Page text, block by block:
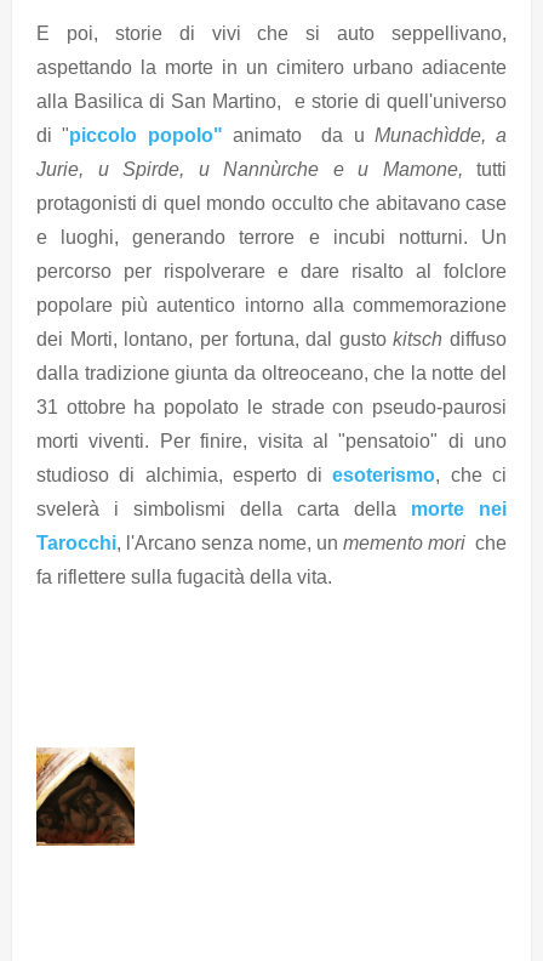
E poi, storie di vivi che si auto seppellivano,
aspettando la morte in un cimitero urbano adiacente
alla Basilica di San Martino, e storie di quell'universo
di "piccolo popolo" animato da u Munachìdde, a
Jurie, u Spirde, u Nannùrche e u Mamone, tutti
protagonisti di quel mondo occulto che abitavano case
e luoghi, generando terrore e incubi notturni. Un
percorso per rispolverare e dare risalto al folclore
popolare più autentico intorno alla commemorazione
dei Morti, lontano, per fortuna, dal gustokitsch diffuso
dalla tradizione giunta da oltreoceano, che la notte del
31 ottobre ha popolato le strade con pseudo-paurosi
morti viventi. Per finire, visita al "pensatoio" di uno
studioso di alchimia, esperto diesoterismo, che ci
svelerà i simbolismi della carta della morte nei
Tarocchi, l'Arcano senza nome, un memento mori che
fa riflettere sulla fugacità della vita.